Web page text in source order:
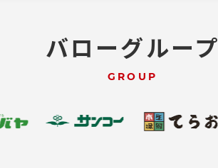
バローグループ
GROUP